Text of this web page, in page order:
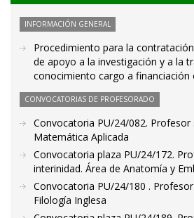
INFORMACIÓN GENERAL
Procedimiento para la
de apoyo a la investigación y a la
conocimiento cargo a financiación
CONVOCATORIAS DE PROFESORADO
Convocatoria PU/24/082. Profesor
Matemática Aplicada
Convocatoria plaza PU/24/172.
interinidad. Área de Anatomía y
Convocatoria PU/24/180 .
Filología Inglesa